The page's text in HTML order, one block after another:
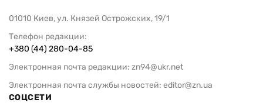
01010 Киев, ул. Князей Острожских, 19/1
Телефон редакции:
+380 (44) 280-04-85
Электронная почта редакции: zn94@ukr.net
Электронная почта службы новостей: editor@zn.ua
СОЦСЕТИ